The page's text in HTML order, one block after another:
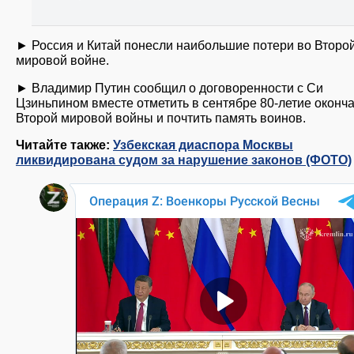
► Россия и Китай понесли наибольшие потери во
мировой войне.
► Владимир Путин сообщил о договоренности с Си
Цзиньпином вместе отметить в сентябре 80-летие
Второй мировой войны и почтить память воинов.
Читайте также: Узбекская диаспора Москвы
ликвидирована судом за нарушение законов (ФОТО)